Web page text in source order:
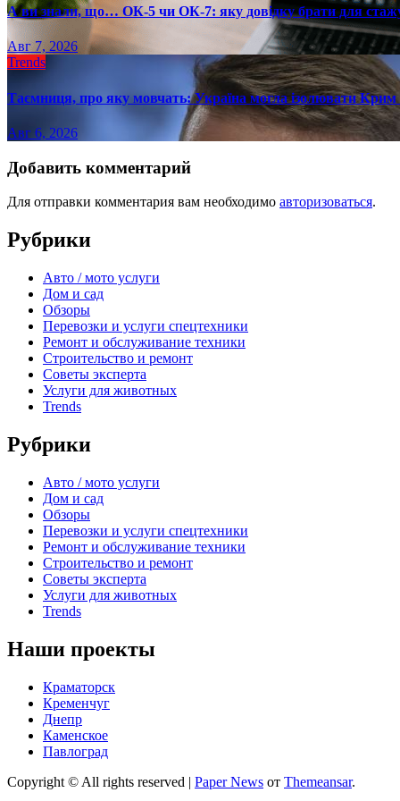
А ви знали, що… ОК-5 чи ОК-7: яку довідку брати для
Авг 7, 2026
Trends
Таємниця, про яку мовчать: Україна могла ізолювати
Авг 6, 2026
Добавить комментарий
Для отправки комментария вам необходимо авторизоваться.
Рубрики
Авто / мото услуги
Дом и сад
Обзоры
Перевозки и услуги спецтехники
Ремонт и обслуживание техники
Строительство и ремонт
Советы эксперта
Услуги для животных
Trends
Рубрики
Авто / мото услуги
Дом и сад
Обзоры
Перевозки и услуги спецтехники
Ремонт и обслуживание техники
Строительство и ремонт
Советы эксперта
Услуги для животных
Trends
Наши проекты
Краматорск
Кременчуг
Днепр
Каменское
Павлоград
Copyright © All rights reserved | Paper News от Themeansar.